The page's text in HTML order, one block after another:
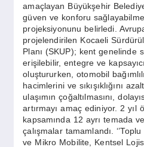
amaçlayan Büyükşehir
güven ve konforu
projeksiyonunu belirledi.
projelendirilen Kocaeli
Planı (SKUP); kent genelinde
erişilebilir, entegre ve
oluştururken, otomobil
hacimlerini ve sıkışıklığını
ulaşımın çoğaltılmasını,
artırmayı amaç ediniyor. 2 yıl
kapsamında 12 ayrı temada
çalışmalar tamamlandı.
ve Mikro Mobilite, Kentsel